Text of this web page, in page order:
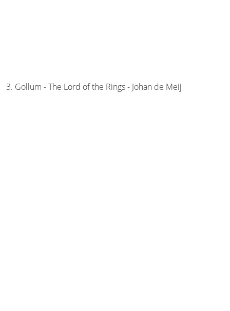
3. Gollum - The Lord of the Rings - Johan de Meij